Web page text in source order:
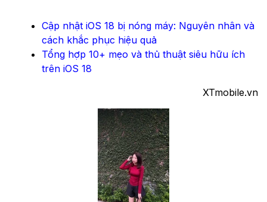
Cập nhật iOS 18 bị nóng máy: Nguyên nhân và
cách khắc phục hiệu quả
Tổng hợp 10+ mẹo và thủ thuật siêu hữu ích
trên iOS 18
XTmobile.vn